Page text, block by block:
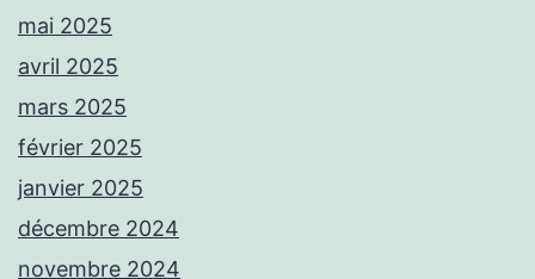
mai 2025
avril 2025
mars 2025
février 2025
janvier 2025
décembre 2024
novembre 2024